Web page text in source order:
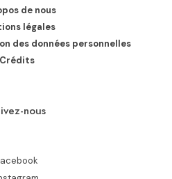
de nous
légales
des données personnelles
Crédits
nous